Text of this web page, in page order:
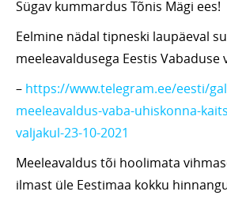
Sügav kummardus Tõnis Mägi ees!
Eelmine nädal tipneski laupäeval
meeleavaldusega Eestis Vabaduse
– https://www.telegram.ee/eesti/
meeleavaldus-vaba-uhiskonna-
valjakul-23-10-2021
Meeleavaldus tõi hoolimata
ilmast üle Eestimaa kokku